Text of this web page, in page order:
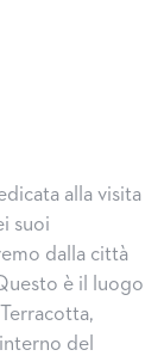
alla visita
suoi
dalla città
è il luogo
del